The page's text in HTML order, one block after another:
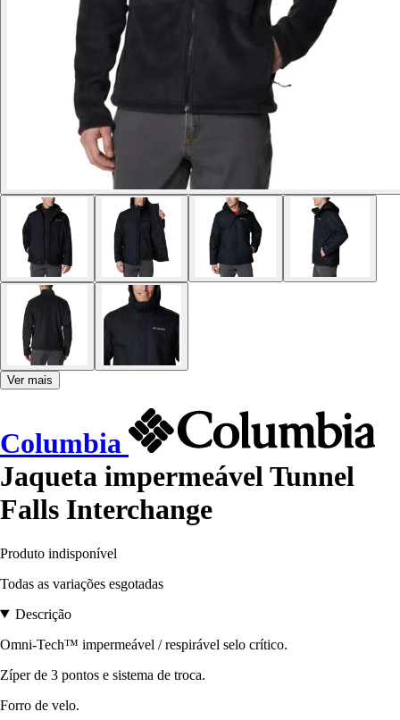
Ver mais
Columbia
Jaqueta impermeável Tunnel
Falls Interchange
Produto indisponível
Todas as variações esgotadas
Descrição
Omni-Tech™ impermeável / respirável selo crítico.
Zíper de 3 pontos e sistema de troca.
Forro de velo.